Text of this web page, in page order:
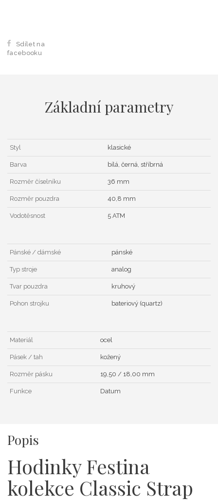
Sdílet na
facebooku
Základní parametry
Styl klasické
Barva bílá, černá, stříbrná
Rozměr číselníku 36 mm
Rozměr pouzdra 40,8 mm
Vodotěsnost 5 ATM
Pánské / dámské pánské
Typ stroje analog
Tvar pouzdra kruhový
Pohon strojku bateriový (quartz)
Materiál ocel
Pásek / tah kožený
Rozměr pásku 19,50 / 18,00 mm
Funkce Datum
Popis
Hodinky Festina
kolekce Classic Strap